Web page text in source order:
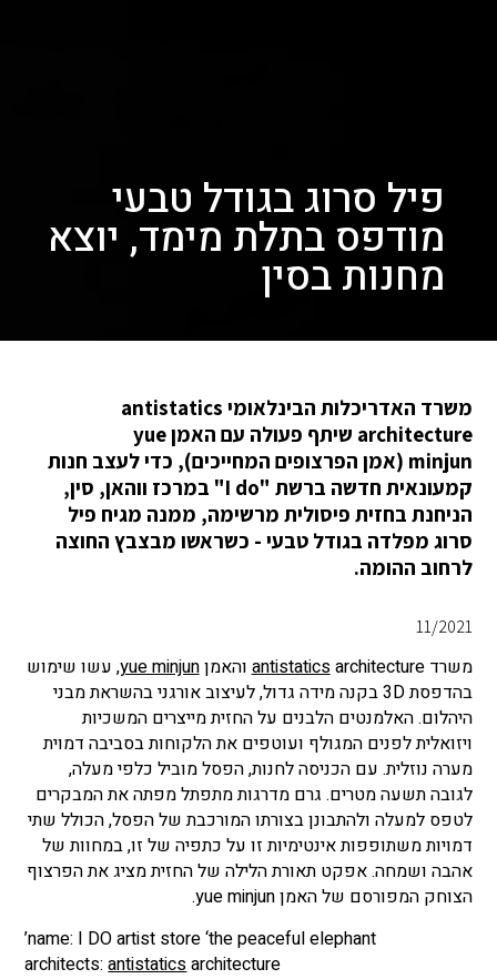
פיל סרוג בגודל טבעי
מודפס בתלת מימד, יוצא
מחנות בסין
משרד האדריכלות הבינלאומי antistatics
architecture שיתף פעולה עם האמן yue
minjun (אמן הפרצופים המחייכים), כדי לעצב חנות
קמעונאית חדשה ברשת "I do" במרכז ווהאן, סין,
הניחנת בחזית פיסולית מרשימה, ממנה מגיח פיל
סרוג מפלדה בגודל טבעי - כשראשו מבצבץ החוצה
לרחוב ההומה.
11/2021
משרד antistaticsarchitecture והאמן yue minjun, עשו שימוש
בהדפסת 3D בקנה מידה גדול, לעיצוב אורגני בהשראת מבני
היהלום. האלמנטים הלבנים על החזית מייצרים המשכיות
ויזואלית לפנים המגולף ועוטפים את הלקוחות בסביבה דמוית
מערה נוזלית. עם הכניסה לחנות, הפסל מוביל כלפי מעלה,
לגובה תשעה מטרים. גרם מדרגות מתפתל מפתה את המבקרים
לטפס למעלה ולהתבונן בצורתו המורכבת של הפסל, הכולל שתי
דמויות משתופפות אינטימיות זו על כתפיה של זו, במחוות של
אהבה ושמחה. אפקט תאורת הלילה של החזית מציג את הפרצוף
הצוחק המפורסם של האמן yue minjun.
name: I DO artist store ‘the peaceful elephant’
architects:antistaticsarchitecture